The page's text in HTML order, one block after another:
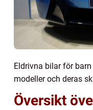
Eldrivna bilar för
modeller och deras
Översikt